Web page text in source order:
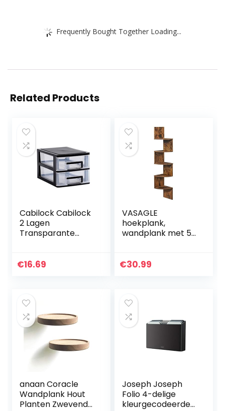
Frequently Bought Together Loading...
Related Products
Cabilock Cabilock
2 Lagen
Transparante
Houder Plastic Mini
€16.69
VASAGLE
hoekplank,
wandplank met 5
voor keuken,
kantoor…
€30.99
anaan Coracle
Wandplank Hout
Planten Zwevende
Joseph Joseph
Folio 4-delige
kleurgecodeerde